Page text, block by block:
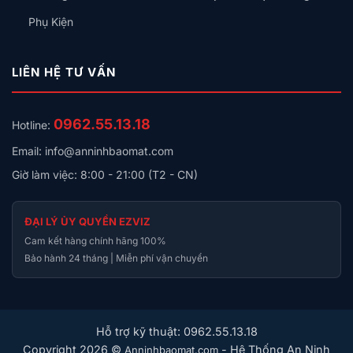
Thông Số Kỹ Thuật
Điện áp/ Tần số
được ghi rõ, nhưng phù hợp với tiêu chuẩn điện áp
150 W/kênh (tải LED)
Vật liệu
Giao thức kết nối– WiFi 2.4 GHz (b/g/n) &
Bluetooth
Kích thước– 120 × 80 × 35 mm
trong môi trường khắc nghiệt)
Phụ Kiện
LIÊN HỆ TƯ VẤN
Hotline: 0962.55.13.18
Email: info@anninhbaomat.com
Giờ làm việc: 8:00 - 21:00 (T2 - CN)
ĐẠI LÝ ỦY QUYỀN EZVIZ
Cam kết hàng chính hãng 100%
Bảo hành 24 tháng | Miễn phí vận chuyển
Hỗ trợ kỹ thuật: 0962.55.13.18
Copyright 2026 © Anninhbaomat.com - Hệ Thống An Ninh